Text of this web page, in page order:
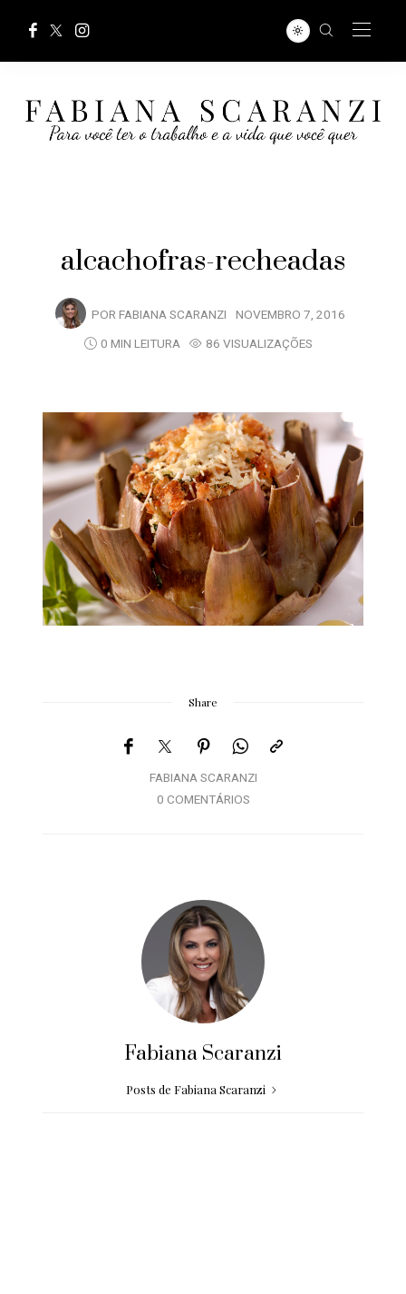
alcachofras-recheadas
POR FABIANA SCARANZI NOVEMBRO 7, 2016
0 MIN LEITURA
86 VISUALIZAÇÕES
Share
FABIANA SCARANZI
0 COMENTÁRIOS
Fabiana Scaranzi
Posts de Fabiana Scaranzi